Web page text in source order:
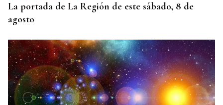
La portada de La Región de este sábado, 8 de
agosto